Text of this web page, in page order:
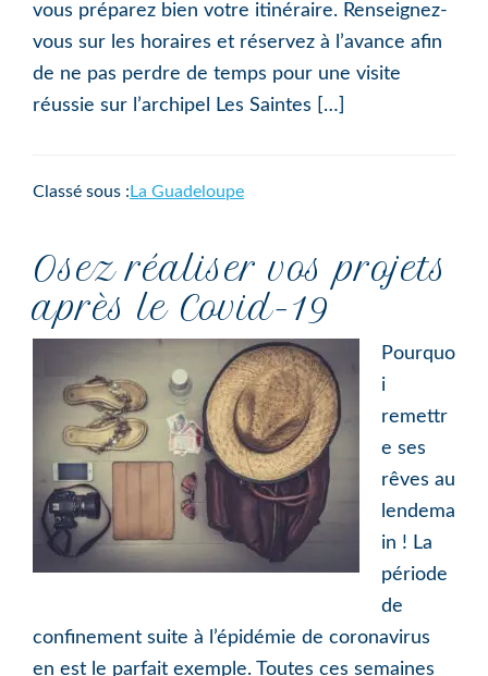
vous préparez bien votre itinéraire. Renseignez-
vous sur les horaires et réservez à l’avance afin
de ne pas perdre de temps pour une visite
réussie sur l’archipel Les Saintes […]
Classé sous : La Guadeloupe
Osez réaliser vos projets
après le Covid-19
Pourquo
i
remettr
e ses
rêves au
lendema
in ! La
période
de
confinement suite à l’épidémie de coronavirus
en est le parfait exemple. Toutes ces semaines